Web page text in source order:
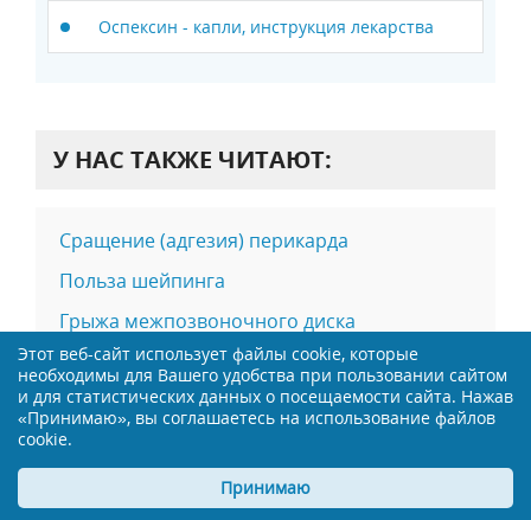
Оспексин - капли, инструкция лекарства
У НАС ТАКЖЕ ЧИТАЮТ:
Сращение (адгезия) перикарда
Польза шейпинга
Грыжа межпозвоночного диска
Гороскоп здоровья Овен (Aries) на неделю
Этот веб-сайт использует файлы cookie, которые
необходимы для Вашего удобства при пользовании сайтом
и для статистических данных о посещаемости сайта. Нажав
«Принимаю», вы соглашаетесь на использование файлов
cookie.
Принимаю